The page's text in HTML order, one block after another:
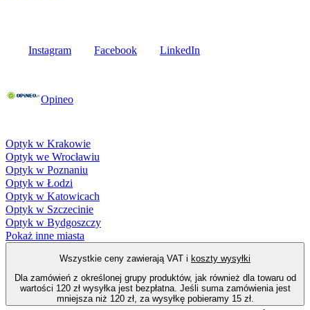
Instagram Facebook LinkedIn
Opineo
Optyk w Krakowie
Optyk we Wrocławiu
Optyk w Poznaniu
Optyk w Łodzi
Optyk w Katowicach
Optyk w Szczecinie
Optyk w Bydgoszczy
Pokaż inne miasta
Wszystkie ceny zawierają VAT i koszty wysyłki
Dla zamówień z określonej grupy produktów, jak również dla towaru od
wartości 120 zł wysyłka jest bezpłatna. Jeśli suma zamówienia jest
mniejsza niż 120 zł, za wysyłkę pobieramy 15 zł.